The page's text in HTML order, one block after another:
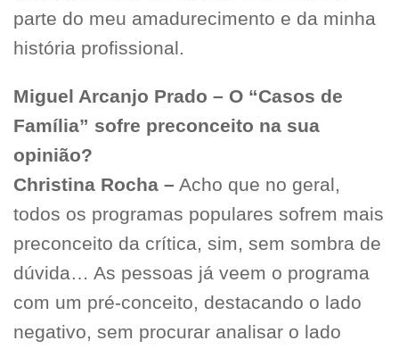
parte do meu amadurecimento e da minha
história profissional.
Miguel Arcanjo Prado – O “Casos de
Família” sofre preconceito na sua
opinião?
Christina Rocha – Acho que no geral,
todos os programas populares sofrem mais
preconceito da crítica, sim, sem sombra de
dúvida… As pessoas já veem o programa
com um pré-conceito, destacando o lado
negativo, sem procurar analisar o lado